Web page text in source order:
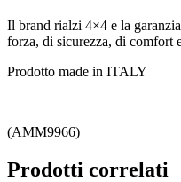
Il brand rialzi 4×4 e la
forza, di sicurezza, di comfort
Prodotto made in ITALY
(AMM9966)
Prodotti correlati